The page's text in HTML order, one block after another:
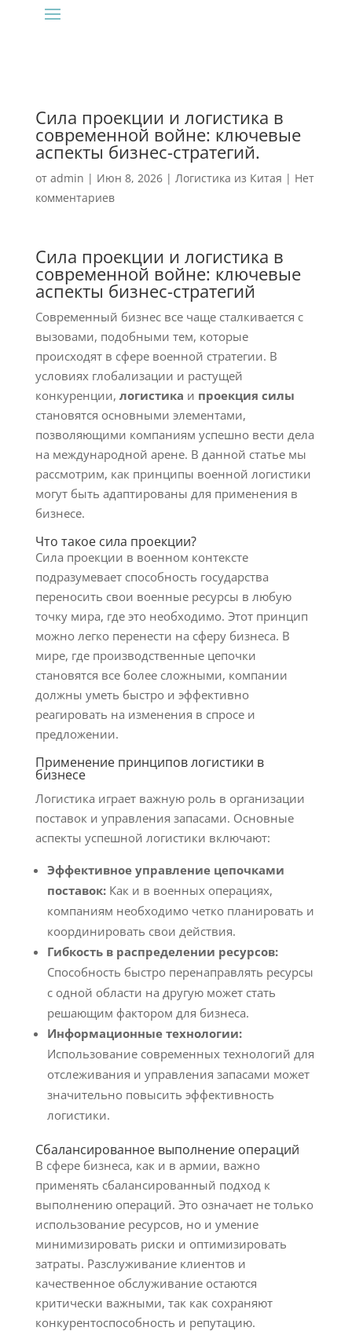
Сила проекции и логистика в
современной войне: ключевые
аспекты бизнес-стратегий.
от admin | Июн 8, 2026| Логистика из Китая | Нет
комментариев
Сила проекции и логистика в
современной войне: ключевые
аспекты бизнес-стратегий
Современный бизнес все чаще сталкивается с
вызовами, подобными тем, которые
происходят в сфере военной стратегии. В
условиях глобализации и растущей
конкуренции, логистика и проекция силы
становятся основными элементами,
позволяющими компаниям успешно вести дела
на международной арене. В данной статье мы
рассмотрим, как принципы военной логистики
могут быть адаптированы для применения в
бизнесе.
Что такое сила проекции?
Сила проекции в военном контексте
подразумевает способность государства
переносить свои военные ресурсы в любую
точку мира, где это необходимо. Этот принцип
можно легко перенести на сферу бизнеса. В
мире, где производственные цепочки
становятся все более сложными, компании
должны уметь быстро и эффективно
реагировать на изменения в спросе и
предложении.
Применение принципов логистики в
бизнесе
Логистика играет важную роль в организации
поставок и управления запасами. Основные
аспекты успешной логистики включают:
Эффективное управление цепочками
поставок:Как и в военных операциях,
компаниям необходимо четко планировать и
координировать свои действия.
Гибкость в распределении ресурсов:
Способность быстро перенаправлять ресурсы
с одной области на другую может стать
решающим фактором для бизнеса.
Информационные технологии:
Использование современных технологий для
отслеживания и управления запасами может
значительно повысить эффективность
логистики.
Сбалансированное выполнение операций
В сфере бизнеса, как и в армии, важно
применять сбалансированный подход к
выполнению операций. Это означает не только
использование ресурсов, но и умение
минимизировать риски и оптимизировать
затраты. Разслуживание клиентов и
качественное обслуживание остаются
критически важными, так как сохраняют
конкурентоспособность и репутацию.